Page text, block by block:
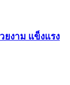
งาม แข็งแรง